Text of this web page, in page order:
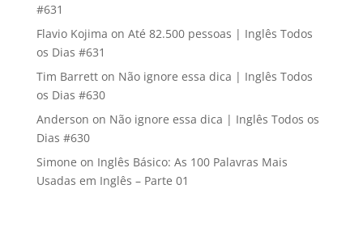
#631
Flavio Kojima on Até 82.500 pessoas | Inglês Todos
os Dias #631
Tim Barretton Não ignore essa dica | Inglês Todos
os Dias #630
Anderson on Não ignore essa dica | Inglês Todos os
Dias #630
Simone on Inglês Básico: As 100 Palavras Mais
Usadas em Inglês – Parte 01